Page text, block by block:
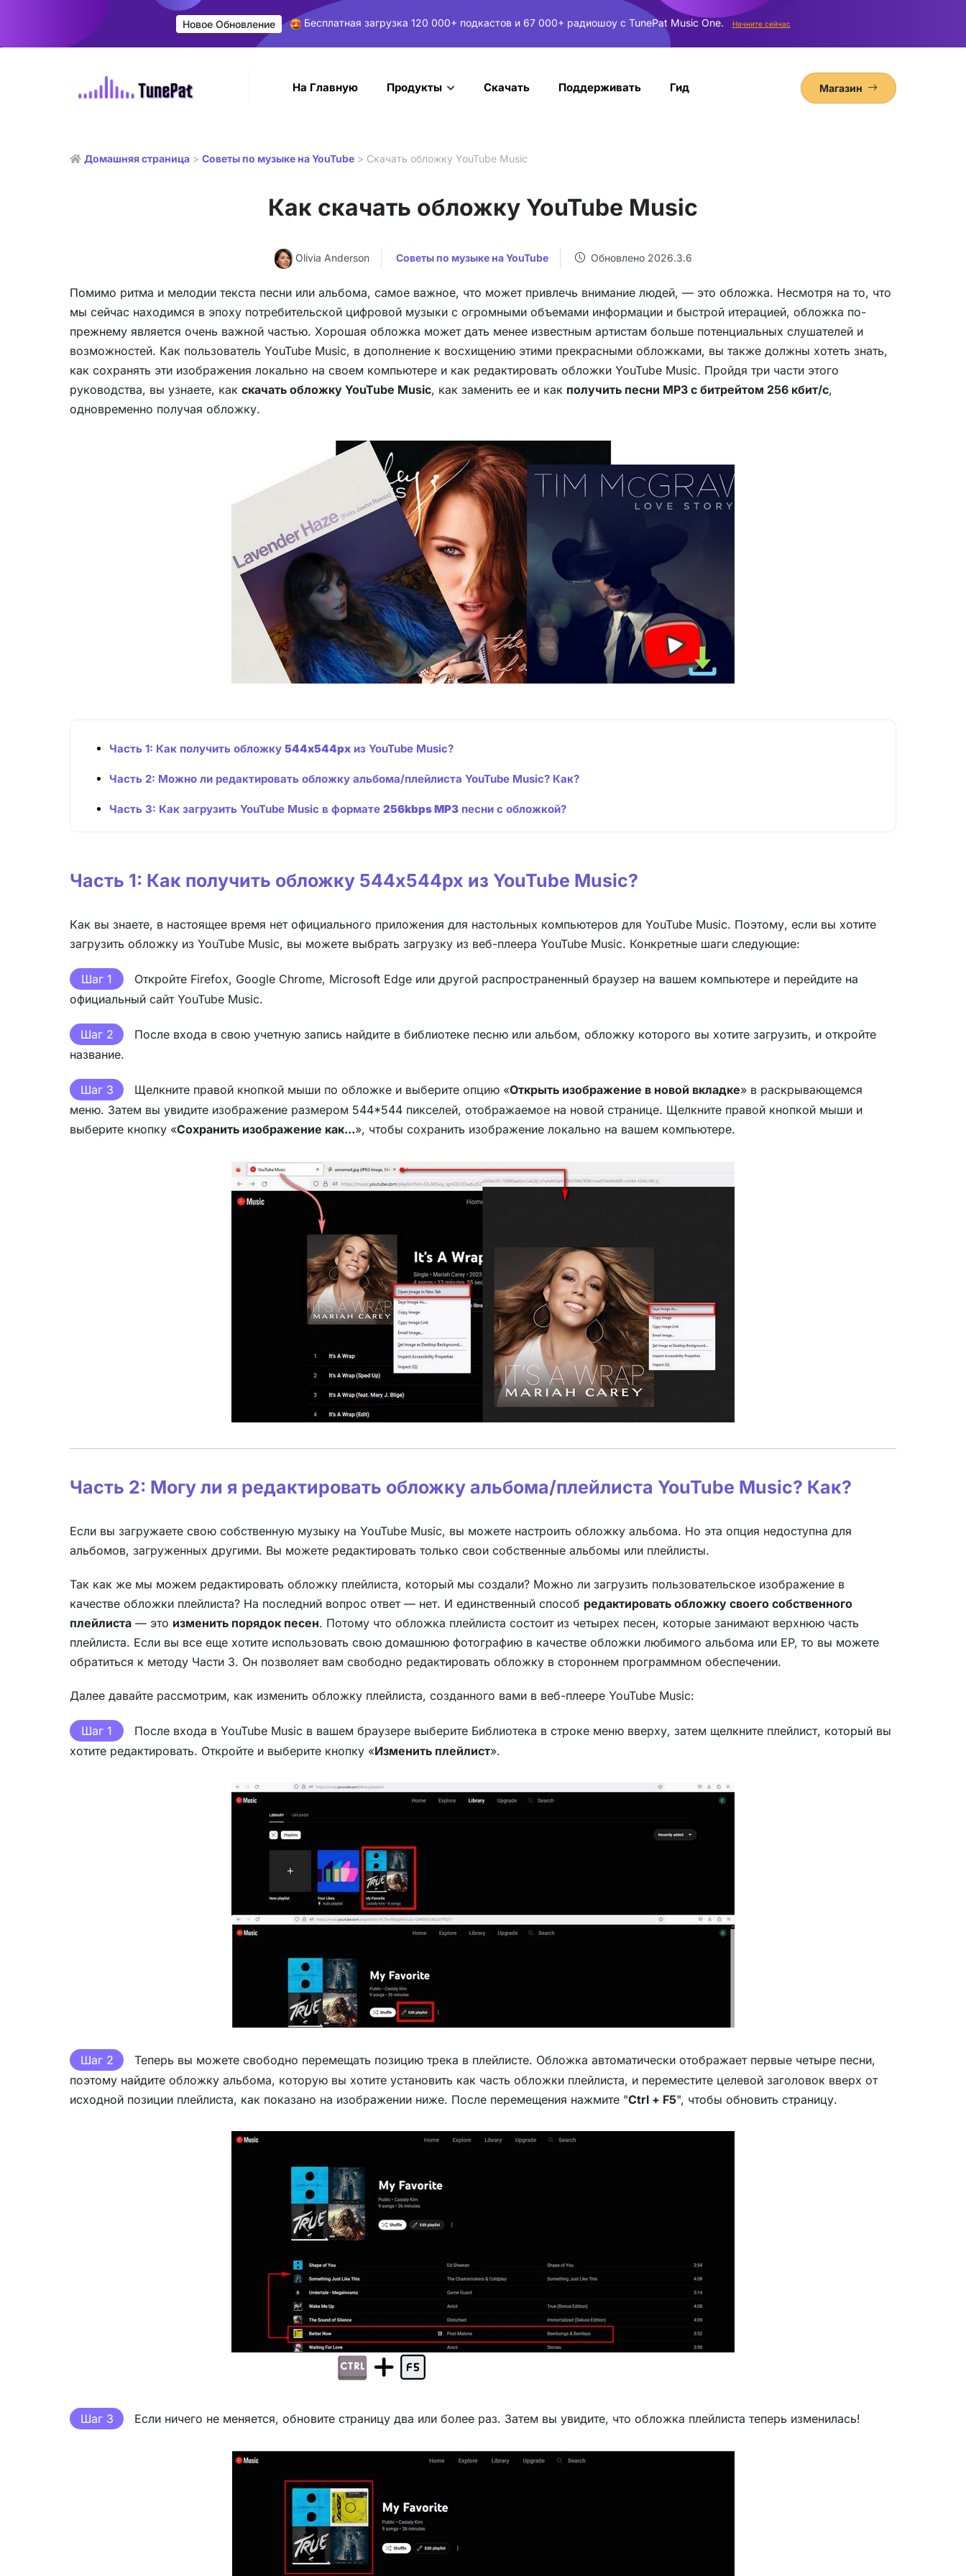
Новое Обновление Бесплатная загрузка 120 000+ подкастов и 67 000+ радиошоу с TunePat Music One. Начните сейчас
На Главную Продукты Скачать Поддерживать Гид Магазин
Домашняя страница > Советы по музыке на YouTube > Скачать обложку YouTube Music
Как скачать обложку YouTube Music
Olivia Anderson Советы по музыке на YouTube Обновлено 2026.3.6
Помимо ритма и мелодии текста песни или альбома, самое важное, что может привлечь внимание людей, — это обложка. Несмотря на то, что
мы сейчас находимся в эпоху потребительской цифровой музыки с огромными объемами информации и быстрой итерацией, обложка по-
прежнему является очень важной частью. Хорошая обложка может дать менее известным артистам больше потенциальных слушателей и
возможностей. Как пользователь YouTube Music, в дополнение к восхищению этими прекрасными обложками, вы также должны хотеть знать,
как сохранять эти изображения локально на своем компьютере и как редактировать обложки YouTube Music. Пройдя три части этого
руководства, вы узнаете, как скачать обложку YouTube Music, как заменить ее и как получить песни MP3 с битрейтом 256 кбит/с,
одновременно получая обложку.
Часть 1: Как получить обложку544x544px из YouTube Music?
Часть 2: Можно ли редактировать обложку альбома/плейлиста YouTube Music? Как?
Часть 3: Как загрузить YouTube Music в формате256kbps MP3 песни с обложкой?
Часть 1: Как получить обложку 544x544px из YouTube Music?
Как вы знаете, в настоящее время нет официального приложения для настольных компьютеров для YouTube Music. Поэтому, если вы хотите
загрузить обложку из YouTube Music, вы можете выбрать загрузку из веб-плеера YouTube Music. Конкретные шаги следующие:
Шаг 1
Откройте Firefox, Google Chrome, Microsoft Edge или другой распространенный браузер на вашем компьютере и перейдите на
официальный сайт YouTube Music.
Шаг 2
После входа в свою учетную запись найдите в библиотеке песню или альбом, обложку которого вы хотите загрузить, и откройте
название.
Шаг 3 Щелкните правой кнопкой мыши по обложке и выберите опцию «Открыть изображение в новой вкладке» в раскрывающемся
меню. Затем вы увидите изображение размером 544*544 пикселей, отображаемое на новой странице. Щелкните правой кнопкой мыши и
выберите кнопку «Сохранить изображение как...», чтобы сохранить изображение локально на вашем компьютере.
Часть 2: Могу ли я редактировать обложку альбома/плейлиста YouTube Music? Как?
Если вы загружаете свою собственную музыку на YouTube Music, вы можете настроить обложку альбома. Но эта опция недоступна для
альбомов, загруженных другими. Вы можете редактировать только свои собственные альбомы или плейлисты.
Так как же мы можем редактировать обложку плейлиста, который мы создали? Можно ли загрузить пользовательское изображение в
качестве обложки плейлиста? На последний вопрос ответ — нет. И единственный способ редактировать обложку своего собственного
плейлиста — это изменить порядок песен. Потому что обложка плейлиста состоит из четырех песен, которые занимают верхнюю часть
плейлиста. Если вы все еще хотите использовать свою домашнюю фотографию в качестве обложки любимого альбома или EP, то вы можете
обратиться к методу Части 3. Он позволяет вам свободно редактировать обложку в стороннем программном обеспечении.
Далее давайте рассмотрим, как изменить обложку плейлиста, созданного вами в веб-плеере YouTube Music:
Шаг 1
После входа в YouTube Music в вашем браузере выберите Библиотека в строке меню вверху, затем щелкните плейлист, который вы
хотите редактировать. Откройте и выберите кнопку «Изменить плейлист».
Шаг 2
Теперь вы можете свободно перемещать позицию трека в плейлисте. Обложка автоматически отображает первые четыре песни,
поэтому найдите обложку альбома, которую вы хотите установить как часть обложки плейлиста, и переместите целевой заголовок вверх от
исходной позиции плейлиста, как показано на изображении ниже. После перемещения нажмите "Ctrl + F5", чтобы обновить страницу.
Шаг 3 Если ничего не меняется, обновите страницу два или более раз. Затем вы увидите, что обложка плейлиста теперь изменилась!